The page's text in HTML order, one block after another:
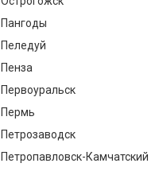
Пангоды
Пеледуй
Пенза
Первоуральск
Пермь
Петрозаводск
Петропавловск-Камчатский